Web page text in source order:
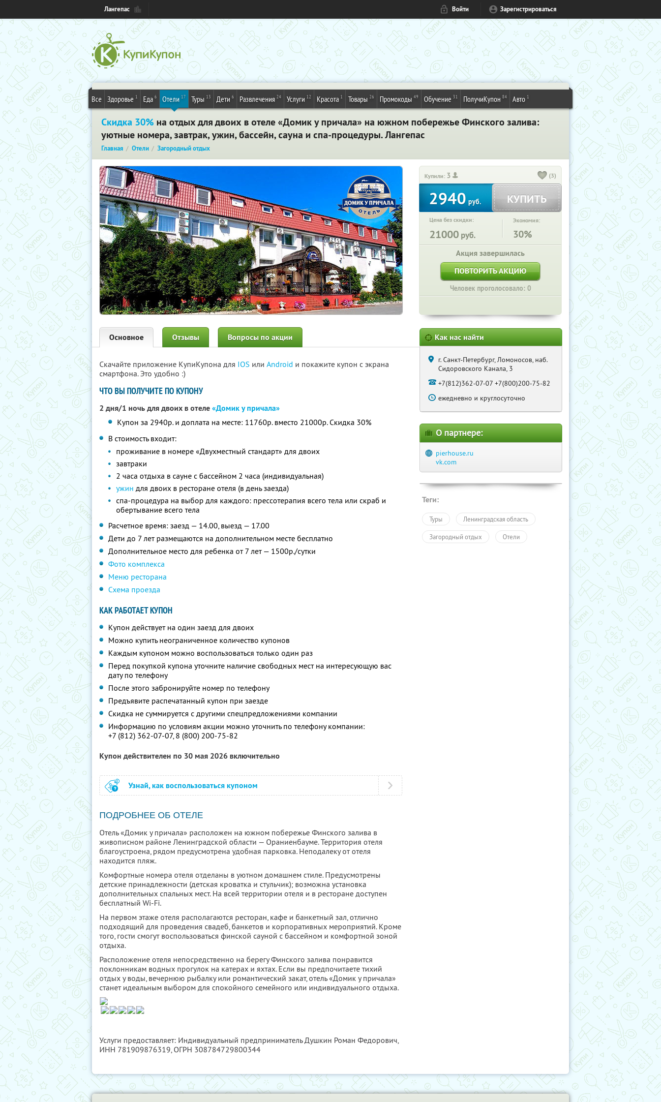
Лангепас Войти Зарегистрироваться
Все Здоровье 1 Еда 6 Отели 17 Туры 13 Дети 6 Развлечения 24 Услуги 12 Красота 1 Товары 26 Промокоды 49 Обучение 31 ПолучиКупон 84 Авто 1
Скидка 30% на отдых для двоих в отеле «Домик у причала» на южном побережье Финского залива:
уютные номера, завтрак, ужин, бассейн, сауна и спа-процедуры. Лангепас
Главная Отели Загородный отдых
Купили: 3 (3)
2940руб. КУПИТЬ
Цена без скидки:
21000 руб.
Экономия:
30%
Акция завершилась
ПОВТОРИТЬ АКЦИЮ
Человек проголосовало: 0
Основное Отзывы Вопросы по акции
Скачайте приложение КупиКупона для IOS или Android и покажите купон с экрана
смартфона. Это удобно :)
ЧТО ВЫ ПОЛУЧИТЕ ПО КУПОНУ
2 дня/1 ночь для двоих в отеле«Домик у причала»
Купон за 2940р. и доплата на месте: 11760р. вместо 21000р. Скидка 30%
В стоимость входит:
проживание в номере «Двухместный стандарт» для двоих
завтраки
2 часа отдыха в сауне с бассейном 2 часа (индивидуальная)
ужин для двоих в ресторане отеля (в день заезда)
спа-процедура на выбор для каждого: прессотерапия всего тела или скраб и
обертывание всего тела
Расчетное время: заезд — 14.00, выезд — 17.00
Дети до 7 лет размещаются на дополнительном месте бесплатно
Дополнительное место для ребенка от 7 лет — 1500р./сутки
Фото комплекса
Меню ресторана
Схема проезда
КАК РАБОТАЕТ КУПОН
Купон действует на один заезд для двоих
Можно купить неограниченное количество купонов
Каждым купоном можно воспользоваться только один раз
Перед покупкой купона уточните наличие свободных мест на интересующую вас
дату по телефону
После этого забронируйте номер по телефону
Предъявите распечатанный купон при заезде
Скидка не суммируется с другими спецпредложениями компании
Информацию по условиям акции можно уточнить по телефону компании:
+7 (812) 362-07-07, 8 (800) 200-75-82
Купон действителен по 30 мая 2026 включительно
Узнай, как воспользоваться купоном
ПОДРОБНЕЕ ОБ ОТЕЛЕ
Отель «Домик у причала» расположен на южном побережье Финского залива в
живописном районе Ленинградской области — Ораниенбауме. Территория отеля
благоустроена, рядом предусмотрена удобная парковка. Неподалеку от отеля
находится пляж.
Комфортные номера отеля отделаны в уютном домашнем стиле. Предусмотрены
детские принадлежности (детская кроватка и стульчик); возможна установка
дополнительных спальных мест. На всей территории отеля и в ресторане доступен
бесплатный Wi-Fi.
На первом этаже отеля располагаются ресторан, кафе и банкетный зал, отлично
подходящий для проведения свадеб, банкетов и корпоративных мероприятий. Кроме
того, гости смогут воспользоваться финской сауной с бассейном и комфортной зоной
отдыха.
Расположение отеля непосредственно на берегу Финского залива понравится
поклонникам водных прогулок на катерах и яхтах. Если вы предпочитаете тихий
отдых у воды, вечернюю рыбалку или романтический закат, отель «Домик у причала»
станет идеальным выбором для спокойного семейного или индивидуального отдыха.
Услуги предоставляет: Индивидуальный предприниматель Душкин Роман Федорович,
ИНН 781909876319, ОГРН 308784729800344
Как нас найти
г. Санкт-Петербург, Ломоносов, наб.
Сидоровского Канала, 3
+7(812)362-07-07 +7(800)200-75-82
ежедневно и круглосуточно
О партнере:
pierhouse.ru
vk.com
Теги:
Туры Ленинградская область
Загородный отдых Отели